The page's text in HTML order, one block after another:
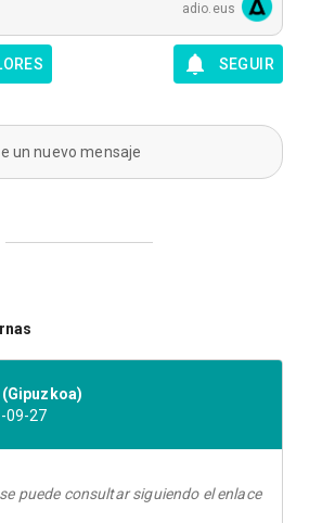
adio.eus
SEGUIR
un nuevo mensaje
(Gipuzkoa)
09-27
puede consultar siguiendo el enlace